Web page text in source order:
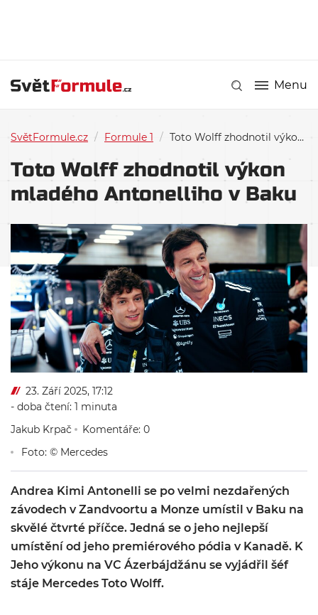
Menu
SvětFormule.cz / Formule 1 / Toto Wolff zhodnotil výkon mladého Antonelliho v Baku
Toto Wolff zhodnotil výkon
mladého Antonelliho v Baku
23. Září 2025, 17:12
- doba čtení: 1 minuta
Jakub Krpač
Komentáře: 0
Foto: © Mercedes
Andrea Kimi Antonelli se po velmi nezdařených
závodech v Zandvoortu a Monze umístil v Baku na
skvělé čtvrté příčce. Jedná se o jeho nejlepší
umístění od jeho premiérového pódia v Kanadě. K
Jeho výkonu na VC Ázerbájdžánu se vyjádřil šéf
stáje Mercedes Toto Wolff.